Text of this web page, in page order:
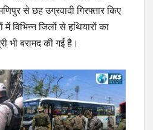
से छह उग्रवादी गिरफ्तार किए
विभिन्न जिलों से हथियारों का
भी बरामद की गई है।